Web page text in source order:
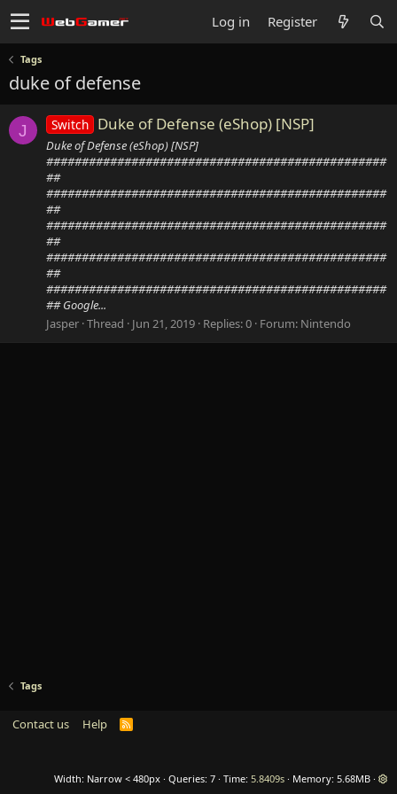
Log in Register
Tags
duke of defense
J Switch Duke of Defense (eShop) [NSP]
Duke of Defense (eShop) [NSP]
################################################
##
################################################
##
################################################
##
################################################
##
################################################
## Google...
Jasper Thread Jun 21, 2019 Replies: 0 Forum: Nintendo
Tags
Contact us Help
R
Width Queries 7 Time 5.8409s Memory 5.68MB